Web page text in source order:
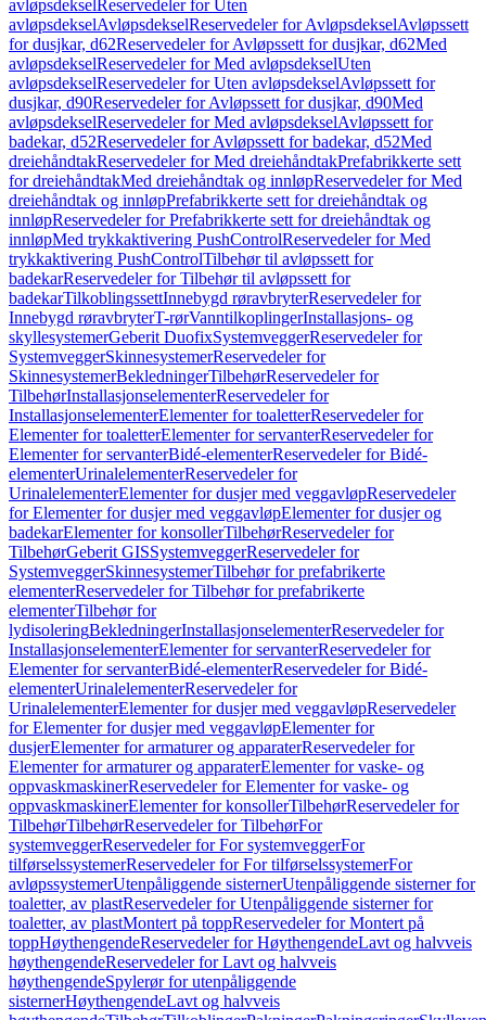
avløpsdekselReservedeler for Uten
avløpsdekselAvløpsdekselReservedeler for AvløpsdekselAvløpssett
for dusjkar, d62Reservedeler for Avløpssett for dusjkar, d62Med
avløpsdekselReservedeler for Med avløpsdekselUten
avløpsdekselReservedeler for Uten avløpsdekselAvløpssett for
dusjkar, d90Reservedeler for Avløpssett for dusjkar, d90Med
avløpsdekselReservedeler for Med avløpsdekselAvløpssett for
badekar, d52Reservedeler for Avløpssett for badekar, d52Med
dreiehåndtakReservedeler for Med dreiehåndtakPrefabrikkerte sett
for dreiehåndtakMed dreiehåndtak og innløpReservedeler for Med
dreiehåndtak og innløpPrefabrikkerte sett for dreiehåndtak og
innløpReservedeler for Prefabrikkerte sett for dreiehåndtak og
innløpMed trykkaktivering PushControlReservedeler for Med
trykkaktivering PushControlTilbehør til avløpssett for
badekarReservedeler for Tilbehør til avløpssett for
badekarTilkoblingssettInnebygd røravbryterReservedeler for
Innebygd røravbryterT-rørVanntilkoplingerInstallasjons- og
skyllesystemerGeberit DuofixSystemveggerReservedeler for
SystemveggerSkinnesystemerReservedeler for
SkinnesystemerBekledningerTilbehørReservedeler for
TilbehørInstallasjonselementerReservedeler for
InstallasjonselementerElementer for toaletterReservedeler for
Elementer for toaletterElementer for servanterReservedeler for
Elementer for servanterBidé-elementerReservedeler for Bidé-
elementerUrinalelementerReservedeler for
UrinalelementerElementer for dusjer med veggavløpReservedeler
for Elementer for dusjer med veggavløpElementer for dusjer og
badekarElementer for konsollerTilbehørReservedeler for
TilbehørGeberit GISSystemveggerReservedeler for
SystemveggerSkinnesystemerTilbehør for prefabrikerte
elementerReservedeler for Tilbehør for prefabrikerte
elementerTilbehør for
lydisoleringBekledningerInstallasjonselementerReservedeler for
InstallasjonselementerElementer for servanterReservedeler for
Elementer for servanterBidé-elementerReservedeler for Bidé-
elementerUrinalelementerReservedeler for
UrinalelementerElementer for dusjer med veggavløpReservedeler
for Elementer for dusjer med veggavløpElementer for
dusjerElementer for armaturer og apparaterReservedeler for
Elementer for armaturer og apparaterElementer for vaske- og
oppvaskmaskinerReservedeler for Elementer for vaske- og
oppvaskmaskinerElementer for konsollerTilbehørReservedeler for
TilbehørTilbehørReservedeler for TilbehørFor
systemveggerReservedeler for For systemveggerFor
tilførselssystemerReservedeler for For tilførselssystemerFor
avløpssystemerUtenpåliggende sisternerUtenpåliggende sisterner for
toaletter, av plastReservedeler for Utenpåliggende sisterner for
toaletter, av plastMontert på toppReservedeler for Montert på
toppHøythengendeReservedeler for HøythengendeLavt og halvveis
høythengendeReservedeler for Lavt og halvveis
høythengendeSpylerør for utenpåliggende
sisternerHøythengendeLavt og halvveis